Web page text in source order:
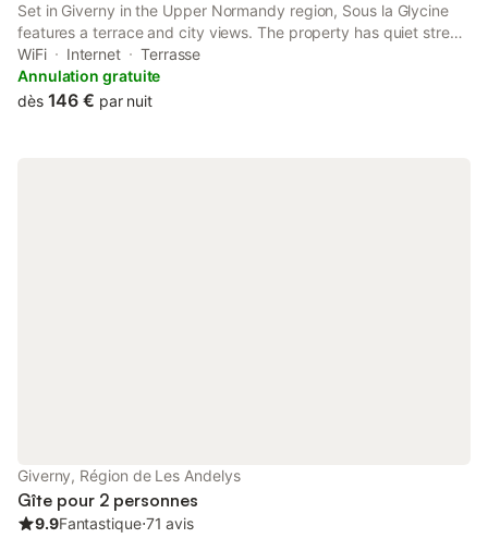
Set in Giverny in the Upper Normandy region, Sous la Glycine
features a terrace and city views. The property has quiet street
views. Free WiFi is available throughout the property and Le
CADRAN is 37 km away.
WiFi Internet
Terrasse
Annulation gratuite
dès 146 € par nuit
Giverny, Région de Les Andelys
Gîte pour 2 personnes
9.9Fantastique⋅71 avis